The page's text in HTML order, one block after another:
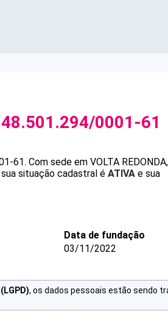
48.501.294/0001-61
61. Com sede em VOLTA REDONDA,
situação cadastral é ATIVA e sua
Data de fundação
03/11/2022
, os dados pessoais estão sendo